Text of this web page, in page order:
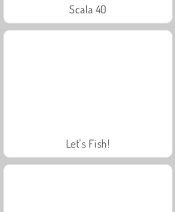
Scala 40
Let's Fish!